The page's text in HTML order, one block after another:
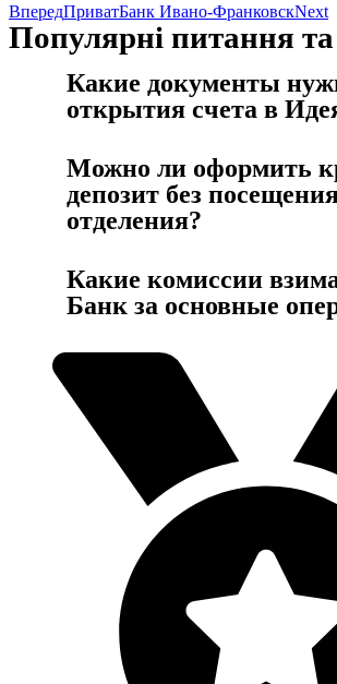
ВпередПриватБанк Ивано-ФранковскNext
Популярні питання та
Какие документы
открытия счета в
Можно ли оформить
депозит без
отделения?
Какие комиссии
Банк за основные